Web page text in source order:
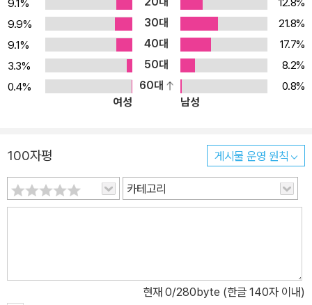
9.1%
12.8%
9.9%
30대
21.8%
9.1%
40대
17.7%
3.3%
50대
8.2%
0.4%
60대
0.8%
여성
남성
100자평 게시물 운영 원칙
카테고리
현재 0/280byte (한글 140자 이내)